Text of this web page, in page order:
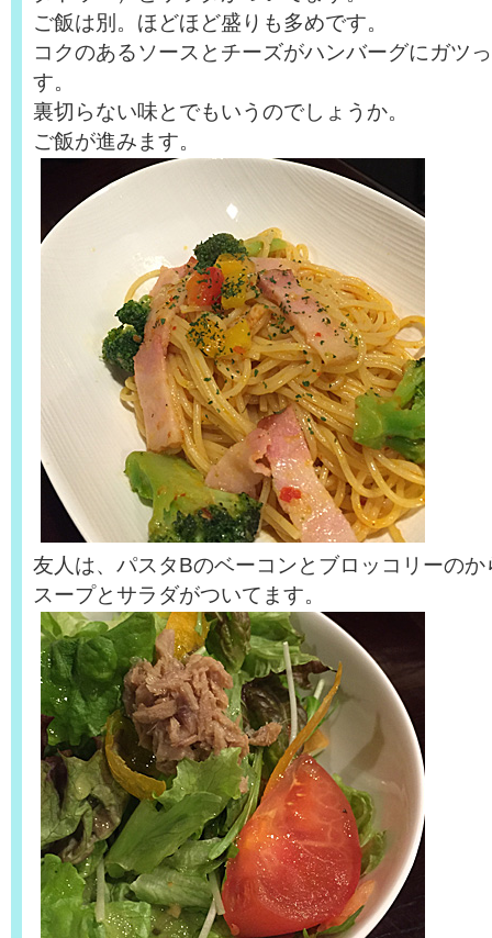
ご飯は別。ほどほど盛りも多めです。
コクのあるソースとチーズがハンバーグにガツ
す。
裏切らない味とでもいうのでしょうか。
ご飯が進みます。
友人は、パスタBのベーコンとブロッコリーの
スープとサラダがついてます。